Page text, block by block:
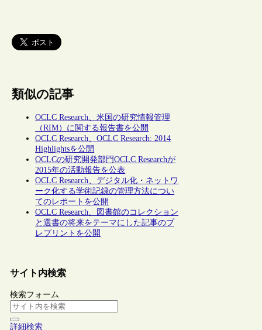
類似の記事
OCLC Research、米国の研究情報管理
（RIM）に関する報告書を公開
OCLC Research、OCLC Research: 2014
Highlightsを公開
OCLCの研究開発部門OCLC Researchが
2015年の活動報告を公表
OCLC Research、デジタル化・ネットワ
ーク化する学術記録の管理方法につい
てのレポートを公開
OCLC Research、図書館のコレクション
と選書の将来をテーマにした記事のプ
レプリントを公開
サイト内検索
検索フォーム
詳細検索